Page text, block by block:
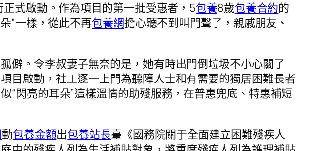
式啟動。作為項目的第一批受惠者，5包養8歲包養合約的
”一樣，從此不再包養網擔心聽不到叫門聲了，親戚朋友、
僻。令李叔妻子無奈的是，她有時出門倒垃圾不小心關了
目啟動，社工逐一上門為聽障人士和有需要的獨居困難長者
“閃亮的耳朵”這樣溫情的助殘服務，在普惠兜底、特惠補短
動包養金額出包養站長臺《國務院關于全面建立困難殘疾人